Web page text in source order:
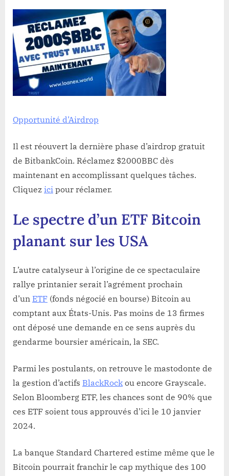
Opportunité d’Airdrop
Il est réouvert la dernière phase d’airdrop gratuit
de BitbankCoin. Réclamez $2000BBC dès
maintenant en accomplissant quelques tâches.
Cliquez ici pour réclamer.
Le spectre d’un ETF Bitcoin
planant sur les USA
L’autre catalyseur à l’origine de ce spectaculaire
rallye printanier serait l’agrément prochain
d’un ETF (fonds négocié en bourse) Bitcoin au
comptant aux États-Unis. Pas moins de 13 firmes
ont déposé une demande en ce sens auprès du
gendarme boursier américain, la SEC.
Parmi les postulants, on retrouve le mastodonte de
la gestion d’actifs BlackRockou encore Grayscale.
Selon Bloomberg ETF, les chances sont de 90% que
ces ETF soient tous approuvés d’ici le 10 janvier
2024.
La banque Standard Chartered estime même que le
Bitcoin pourrait franchir le cap mythique des 100